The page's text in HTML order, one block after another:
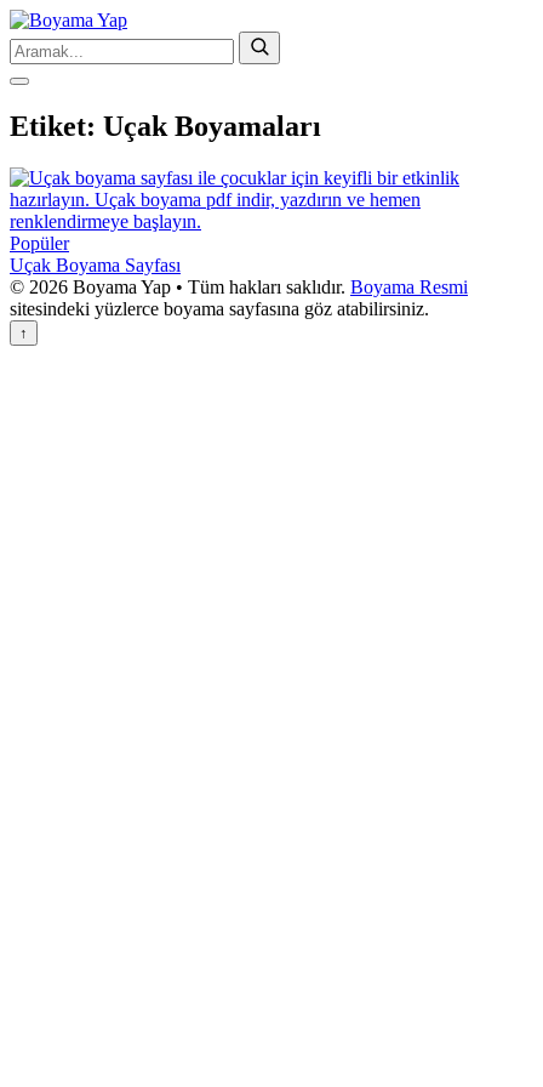
Etiket: Uçak Boyamaları
Popüler
Uçak Boyama Sayfası
© 2026 Boyama Yap • Tüm hakları saklıdır. Boyama Resmi
sitesindeki yüzlerce boyama sayfasına göz atabilirsiniz.
↑